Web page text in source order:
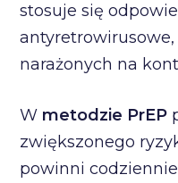
stosuje się
narażonych na
W metodzie PrEP
zwiększonego
powinni